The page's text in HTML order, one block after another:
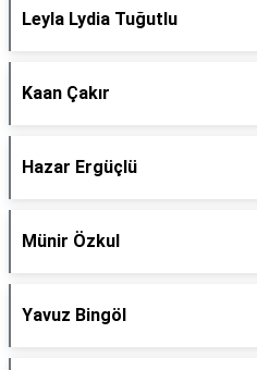
Leyla Lydia Tuğutlu
Kaan Çakır
Hazar Ergüçlü
Münir Özkul
Yavuz Bingöl